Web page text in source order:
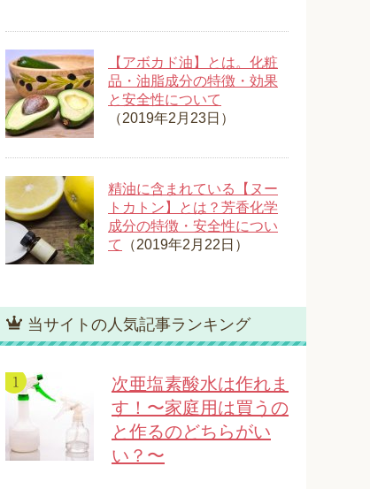
【アボカド油】とは。化粧
品・油脂成分の特徴・効果
と安全性について
（2019年2月23日）
精油に含まれている【ヌー
トカトン】とは？芳香化学
成分の特徴・安全性につい
て
（2019年2月22日）
当サイトの人気記事ランキング
次亜塩素酸水は作れま
す！〜家庭用は買うの
と作るのどちらがい
い？〜